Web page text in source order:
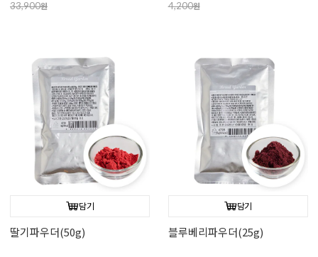
33,900원 4,200원
담기
딸기파우더(50g)
담기
블루베리파우더(25g)